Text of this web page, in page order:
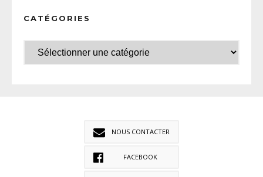
CATÉGORIES
NOUS CONTACTER
FACEBOOK